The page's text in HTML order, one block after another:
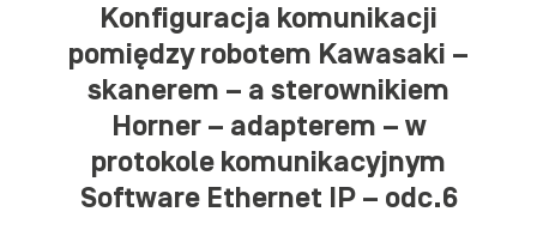
Konfiguracja komunikacji
pomiędzy robotem Kawasaki –
skanerem – a sterownikiem
Horner – adapterem – w
protokole komunikacyjnym
Software Ethernet IP – odc.6